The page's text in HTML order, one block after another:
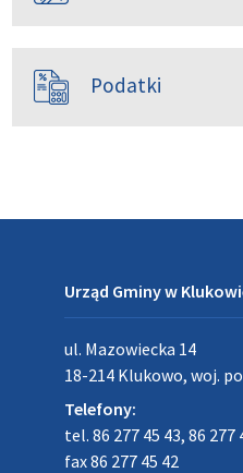
Podatki
Urząd Gminy w
ul. Mazowiecka 14
18-214 Klukowo, woj.
Telefony:
tel. 86 277 45 43, 86 277
fax 86 277 45 42